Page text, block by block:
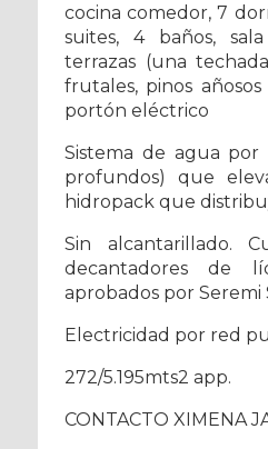
cocina comedor, 7
suites, 4 baños,
terrazas (una
frutales, pinos
portón eléctrico
Sistema de agua por
profundos) que
hidropack que
Sin alcantarillado.
decantadores de
aprobados por Seremi
Electricidad por red
272/5.195mts2 app.
CONTACTO XIMENA